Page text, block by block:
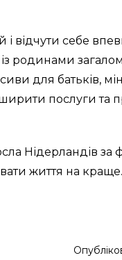
відчути себе
родинами
для батьків,
послуги та
Нідерландів за
життя на